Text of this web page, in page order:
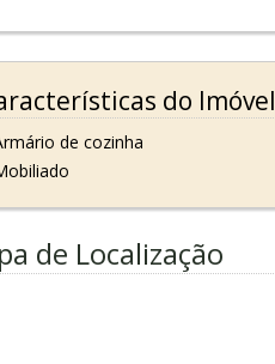
do Imóvel
de cozinha
de Localização